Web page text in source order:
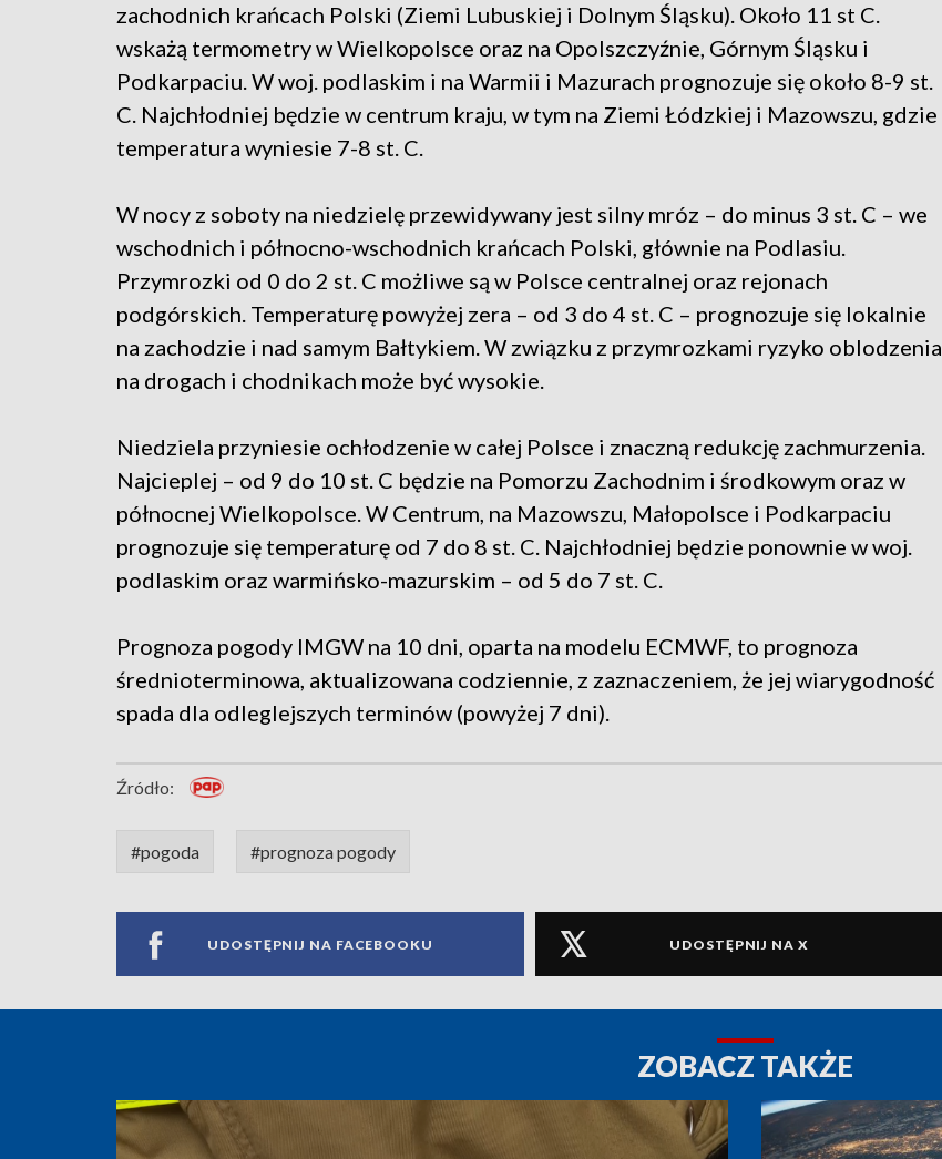
zachodnich krańcach Polski (Ziemi Lubuskiej i Dolnym Śląsku). Około 11 st C.
wskażą termometry w Wielkopolsce oraz na Opolszczyźnie, Górnym Śląsku i
Podkarpaciu. W woj. podlaskim i na Warmii i Mazurach prognozuje się około 8-9 st.
C. Najchłodniej będzie w centrum kraju, w tym na Ziemi Łódzkiej i Mazowszu, gdzie
temperatura wyniesie 7-8 st. C.
W nocy z soboty na niedzielę przewidywany jest silny mróz – do minus 3 st. C – we
wschodnich i północno-wschodnich krańcach Polski, głównie na Podlasiu.
Przymrozki od 0 do 2 st. C możliwe są w Polsce centralnej oraz rejonach
podgórskich. Temperaturę powyżej zera – od 3 do 4 st. C – prognozuje się lokalnie
na zachodzie i nad samym Bałtykiem. W związku z przymrozkami ryzyko oblodzenia
na drogach i chodnikach może być wysokie.
Niedziela przyniesie ochłodzenie w całej Polsce i znaczną redukcję zachmurzenia.
Najcieplej – od 9 do 10 st. C będzie na Pomorzu Zachodnim i środkowym oraz w
północnej Wielkopolsce. W Centrum, na Mazowszu, Małopolsce i Podkarpaciu
prognozuje się temperaturę od 7 do 8 st. C. Najchłodniej będzie ponownie w woj.
podlaskim oraz warmińsko-mazurskim – od 5 do 7 st. C.
Prognoza pogody IMGW na 10 dni, oparta na modelu ECMWF, to prognoza
średnioterminowa, aktualizowana codziennie, z zaznaczeniem, że jej wiarygodność
spada dla odleglejszych terminów (powyżej 7 dni).
Źródło:
#pogoda #prognoza pogody
UDOSTĘPNIJ NA FACEBOOKU UDOSTĘPNIJ NA X
ZOBACZ TAKŻE